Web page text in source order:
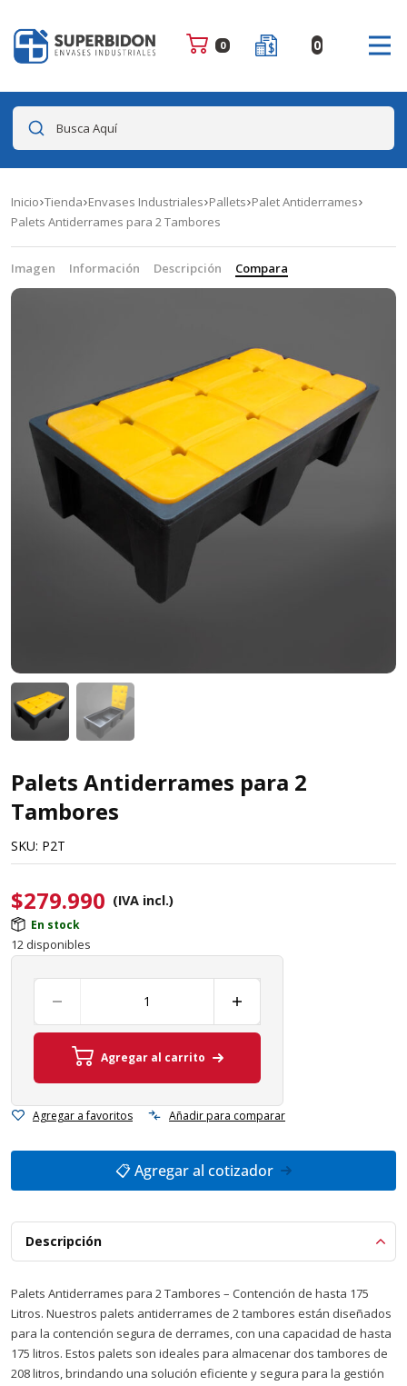
0 0
Busca Aquí
Inicio Tienda Envases Industriales Pallets Palet Antiderrames
Palets Antiderrames para 2 Tambores
Imagen Información Descripción Compara
Palets Antiderrames para 2
Tambores
SKU: P2T
$279.990 (IVA incl.)
En stock
12 disponibles
Agregar al carrito
Agregar a favoritos Añadir para comparar
📋 Agregar al cotizador
Descripción
Palets Antiderrames para 2 Tambores – Contención de hasta 175
Litros. Nuestros palets antiderrames de 2 tambores están diseñados
para la contención segura de derrames, con una capacidad de hasta
175 litros. Estos palets son ideales para almacenar dos tambores de
208 litros, brindando una solución eficiente y segura para la gestión